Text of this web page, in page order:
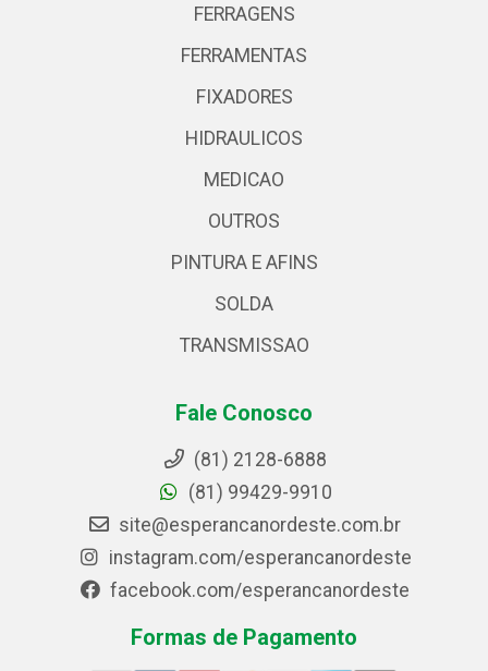
FERRAGENS
FERRAMENTAS
FIXADORES
HIDRAULICOS
MEDICAO
OUTROS
PINTURA E AFINS
SOLDA
TRANSMISSAO
Fale Conosco
(81) 2128-6888
(81) 99429-9910
site@esperancanordeste.com.br
instagram.com/esperancanordeste
facebook.com/esperancanordeste
Formas de Pagamento